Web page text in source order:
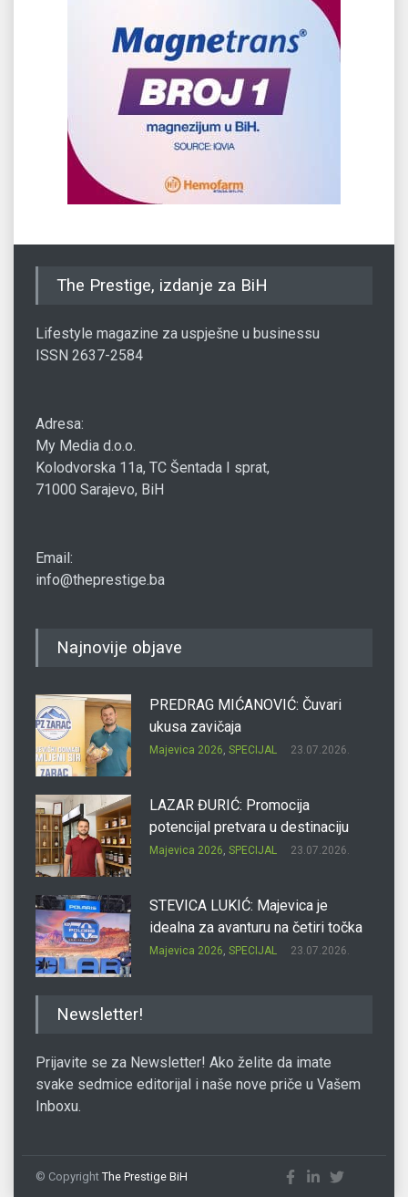
The Prestige, izdanje za BiH
Lifestyle magazine za uspješne u businessu
ISSN 2637-2584
Adresa:
My Media d.o.o.
Kolodvorska 11a, TC Šentada I sprat,
71000 Sarajevo, BiH
Email:
info@theprestige.ba
Najnovije objave
PREDRAG MIĆANOVIĆ: Čuvari
ukusa zavičaja
Majevica 2026, SPECIJAL 23.07.2026.
LAZAR ĐURIĆ: Promocija
potencijal pretvara u destinaciju
Majevica 2026, SPECIJAL 23.07.2026.
STEVICA LUKIĆ: Majevica je
idealna za avanturu na četiri točka
Majevica 2026, SPECIJAL 23.07.2026.
Newsletter!
Prijavite se za Newsletter! Ako želite da imate
svake sedmice editorijal i naše nove priče u Vašem
Inboxu.
© Copyright The Prestige BiH